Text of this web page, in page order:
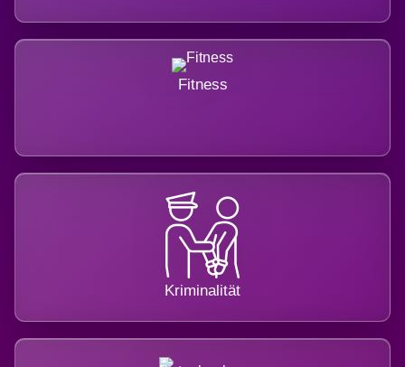
Fitness
Kriminalität